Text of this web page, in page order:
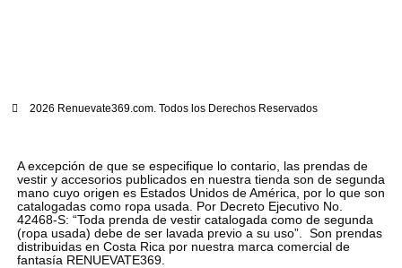
2026 Renuevate369.com. Todos los Derechos Reservados
A excepción de que se especifique lo contario, las prendas de
vestir y accesorios publicados en nuestra tienda son de segunda
mano cuyo origen es Estados Unidos de América, por lo que son
catalogadas como ropa usada. Por Decreto Ejecutivo No.
42468-S: “Toda prenda de vestir catalogada como de segunda
(ropa usada) debe de ser lavada previo a su uso”. Son prendas
distribuidas en Costa Rica por nuestra marca comercial de
fantasía RENUEVATE369.